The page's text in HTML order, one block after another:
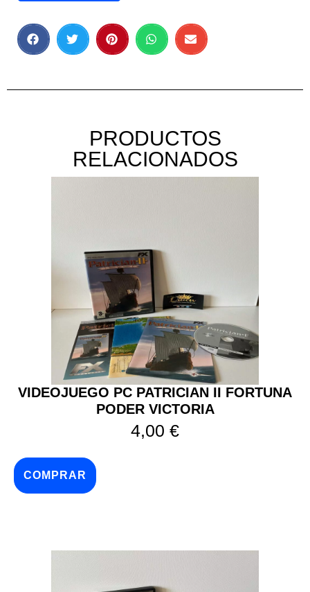
PRODUCTOS
RELACIONADOS
VIDEOJUEGO PC PATRICIAN II FORTUNA
PODER VICTORIA
4,00 €
COMPRAR